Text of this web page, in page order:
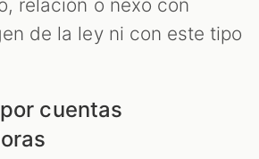
relación o nexo con
de la ley ni con este tipo
cuentas